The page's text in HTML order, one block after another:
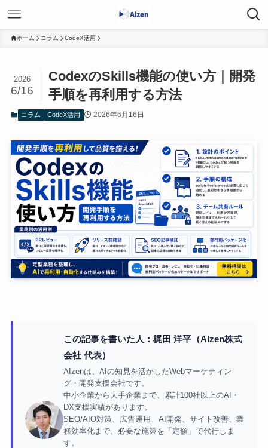
ホーム コラム CodeX活用
CodexのSkills機能の使い方｜開発
手順を再利用する方法
2026
6/16
コラム CodeX活用 2026年6月16日
この記事を書いた人：梶田 洋平（AIzen株式
会社 代表）
AIzenは、AIの知見を活かしたWebマーケティン
グ・開発支援会社です。
中小企業から大手企業まで、累計100社以上のAI・
DX支援実績があります。
SEO/AIO対策、広告運用、AI開発、サイト改善、業
務効率化まで、必要な施策を「定額」で代行しま
す。